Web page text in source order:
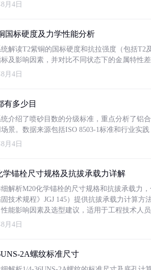
月4日
国标硬度及力学性能分析
解读T2紫铜的国标硬度和抗拉强度（包括T2
及影响因素，并对比不同状态下的金属特性
月4日
有多少目
介绍了喷砂目数的分级标准，重点分析了铝
景。数据来源包括ISO 8503-1标准和行业实
月4日
学锚栓尺寸规格及抗拔承载力详解
解析M20化学锚栓的尺寸规格和抗拔承载力
技术规程》JGJ 145）提供抗拔承载力计算
能影响因素及选型建议，适用于工程技术人员
月4日
2A螺纹标准尺寸